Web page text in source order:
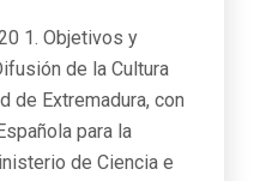
1. Objetivos y
de la Cultura
de Extremadura, con
para la
de Ciencia e